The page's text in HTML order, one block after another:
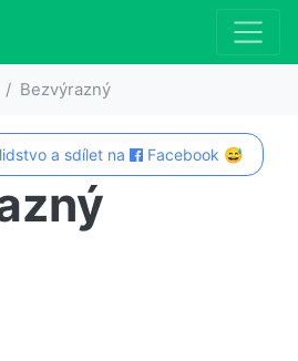
Bezvýrazný
a sdílet na Facebook 😅